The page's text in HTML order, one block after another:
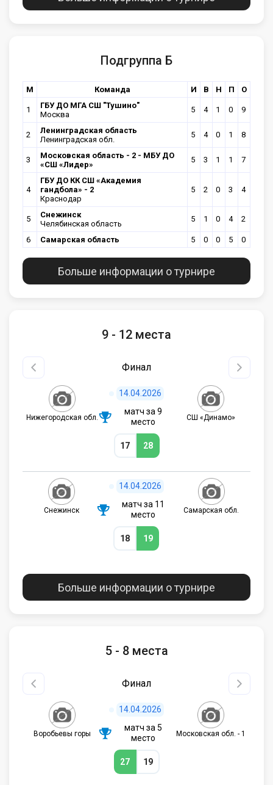
Подгруппа Б
М Команда И В Н П О
1
ГБУ ДО МГА СШ "Тушино"
Москва
5 4 1 0 9
2
Ленинградская область
Ленинградская обл.
5 4 0 1 8
3
Московская область - 2 - МБУ ДО
«СШ «Лидер»
5 3 1 1 7
4
ГБУ ДО КК СШ «Академия
гандбола» - 2
Краснодар
5 2 0 3 4
5
Снежинск
Челябинская область
5 1 0 4 2
6 Самарская область 5 0 0 5 0
Больше информации о турнире
9 - 12 места
Финал
Нижегородская обл.
14.04.2026
матч за 9
место
17 28
СШ «Динамо»
Снежинск
14.04.2026
матч за 11
место
18 19
Самарская обл.
Больше информации о турнире
5 - 8 места
Финал
Воробьевы горы
14.04.2026
матч за 5
место
27 19
Московская обл. - 1